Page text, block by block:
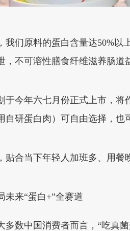
我们原料的蛋白含量达50%
，不可溶性膳食纤维滋养肠
于今年六七月份正式上市，
自研蛋白肉）可自由选择，也
贴合当下年轻人加班多、用
未来“蛋白+”全赛道
多数中国消费者而言，“吃真